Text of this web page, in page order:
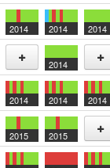
Add Add
2014 2014 2014
Add
2014
Add
2014 2014 2014
2015 2015
Add